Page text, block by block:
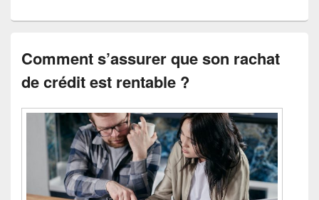
Comment s’assurer que son rachat
de crédit est rentable ?